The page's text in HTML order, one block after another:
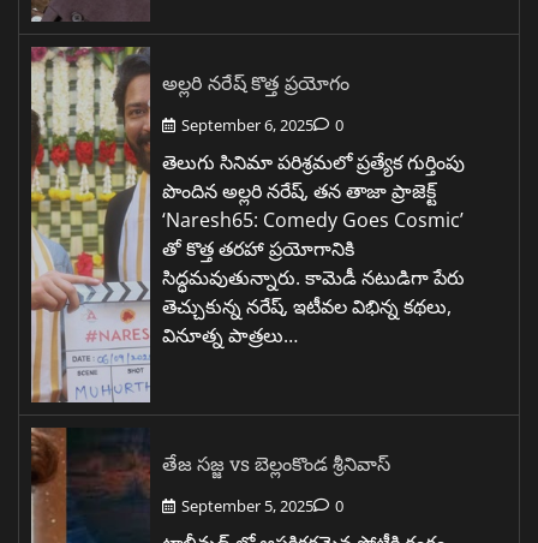
అల్లరి నరేష్ కొత్త ప్రయోగం
September 6, 2025 0
తెలుగు సినిమా పరిశ్రమలో ప్రత్యేక గుర్తింపు
పొందిన అల్లరి నరేష్, తన తాజా ప్రాజెక్ట్
‘Naresh65: Comedy Goes Cosmic’
తో కొత్త తరహా ప్రయోగానికి
సిద్ధమవుతున్నారు. కామెడీ నటుడిగా పేరు
తెచ్చుకున్న నరేష్, ఇటీవల విభిన్న కథలు,
వినూత్న పాత్రలు…
తేజ సజ్జ vs బెల్లంకొండ శ్రీనివాస్
September 5, 2025 0